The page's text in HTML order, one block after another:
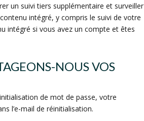
un suivi tiers supplémentaire et surveiller
intégré, y compris le suivi de votre
intégré si vous avez un compte et êtes
NOUS VOS
de mot de passe, votre
l’e-mail de réinitialisation.